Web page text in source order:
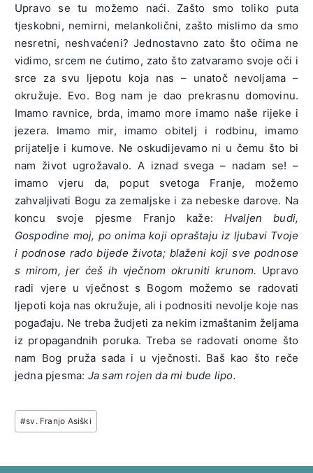
Upravo se tu možemo naći. Zašto smo toliko puta
tjeskobni, nemirni, melankolični, zašto mislimo da smo
nesretni, neshvaćeni? Jednostavno zato što očima ne
vidimo, srcem ne ćutimo, zato što zatvaramo svoje oči i
srce za svu ljepotu koja nas – unatoč nevoljama –
okružuje. Evo. Bog nam je dao prekrasnu domovinu.
Imamo ravnice, brda, imamo more imamo naše rijeke i
jezera. Imamo mir, imamo obitelj i rodbinu, imamo
prijatelje i kumove. Ne oskudijevamo ni u čemu što bi
nam život ugrožavalo. A iznad svega – nadam se! –
imamo vjeru da, poput svetoga Franje, možemo
zahvaljivati Bogu za zemaljske i za nebeske darove. Na
koncu svoje pjesme Franjo kaže: Hvaljen budi,
Gospodine moj, po onima koji opraštaju iz ljubavi Tvoje
i podnose rado bijede života; blaženi koji sve podnose
s mirom, jer ćeš ih vječnom okruniti krunom. Upravo
radi vjere u vječnost s Bogom možemo se radovati
ljepoti koja nas okružuje, ali i podnositi nevolje koje nas
pogađaju. Ne treba žudjeti za nekim izmaštanim željama
iz propagandnih poruka. Treba se radovati onome što
nam Bog pruža sada i u vječnosti. Baš kao što reče
jedna pjesma: Ja sam rojen da mi bude lipo.
Post
Tags:
#sv. Franjo Asiški